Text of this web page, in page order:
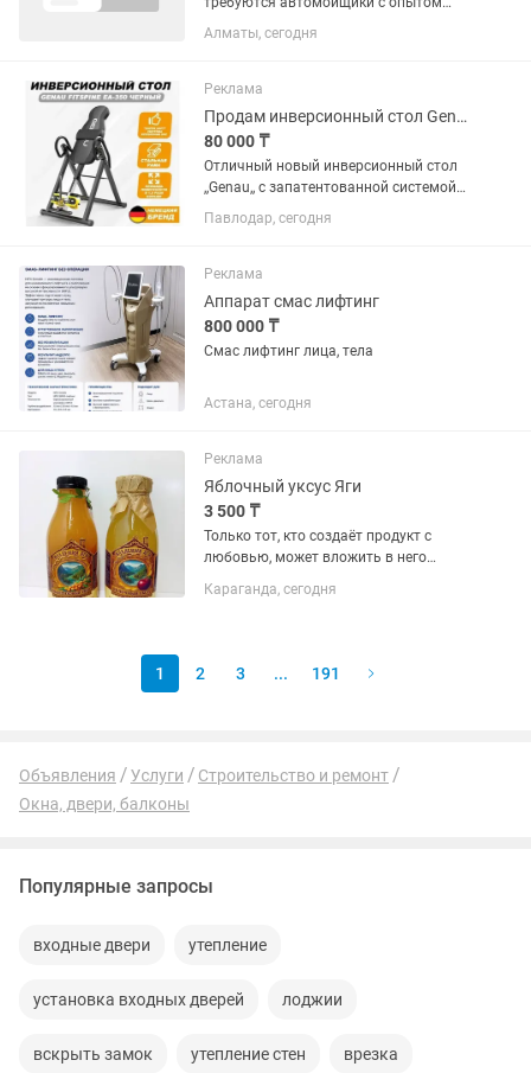
работы оплата каждый день на руки
35% пр ... (можно с проживанием)
умение работать в команде...
Алматы, сегодня
Реклама
Продам инверсионный стол Genau Fitspine EA-350 черный
80 000 ₸
Отличный новый инверсионный стол
,,Genau,, с запатентованной системой
для закрепления ног. Специальные
обхватывающие мягкие зажимы
позволяют безболезненно
выдерживать...
Павлодар, сегодня
Реклама
Аппарат смас лифтинг
800 000 ₸
Смас лифтинг лица, тела
Астана, сегодня
Реклама
Яблочный уксус Яги
3 500 ₸
Только тот, кто создаёт продукт с
любовью, может вложить в него
не просто бутылка на полке. Это живой
Караганда, сегодня
1 2 3 ... 191
Объявления Услуги
Строительство и ремонт
Окна, двери, балконы
Популярные запросы
входные двери утепление
установка входных дверей лоджии
вскрыть замок утепление стен врезка